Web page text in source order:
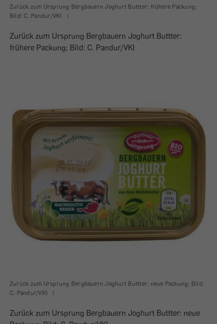
Zurück zum Ursprung Bergbauern Joghurt Buttter: frühere Packung;
Bild: C. Pandur/VKI
|
Zurück zum Ursprung Bergbauern Joghurt Buttter:
frühere Packung; Bild: C. Pandur/VKI
Zurück zum Ursprung Bergbauern Joghurt Buttter: neue Packung; Bild:
C. Pandur/VKI
|
Zurück zum Ursprung Bergbauern Joghurt Buttter: neue